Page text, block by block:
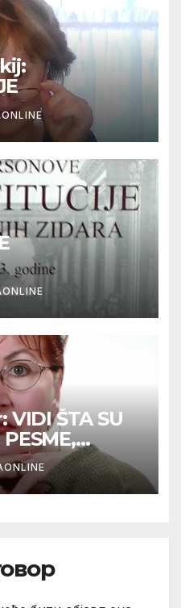
ŠTA SU